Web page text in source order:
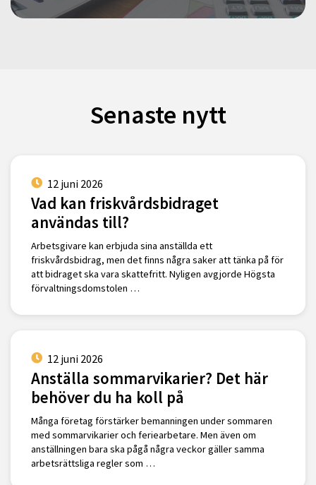
Senaste nytt
12 juni 2026
Vad kan friskvårdsbidraget
användas till?
Arbetsgivare kan erbjuda sina anställda ett
friskvårdsbidrag, men det finns några saker att tänka på för
att bidraget ska vara skattefritt. Nyligen avgjorde Högsta
förvaltningsdomstolen …
12 juni 2026
Anställa sommarvikarier? Det här
behöver du ha koll på
Många företag förstärker bemanningen under sommaren
med sommarvikarier och feriearbetare. Men även om
anställningen bara ska pågå några veckor gäller samma
arbetsrättsliga regler som …